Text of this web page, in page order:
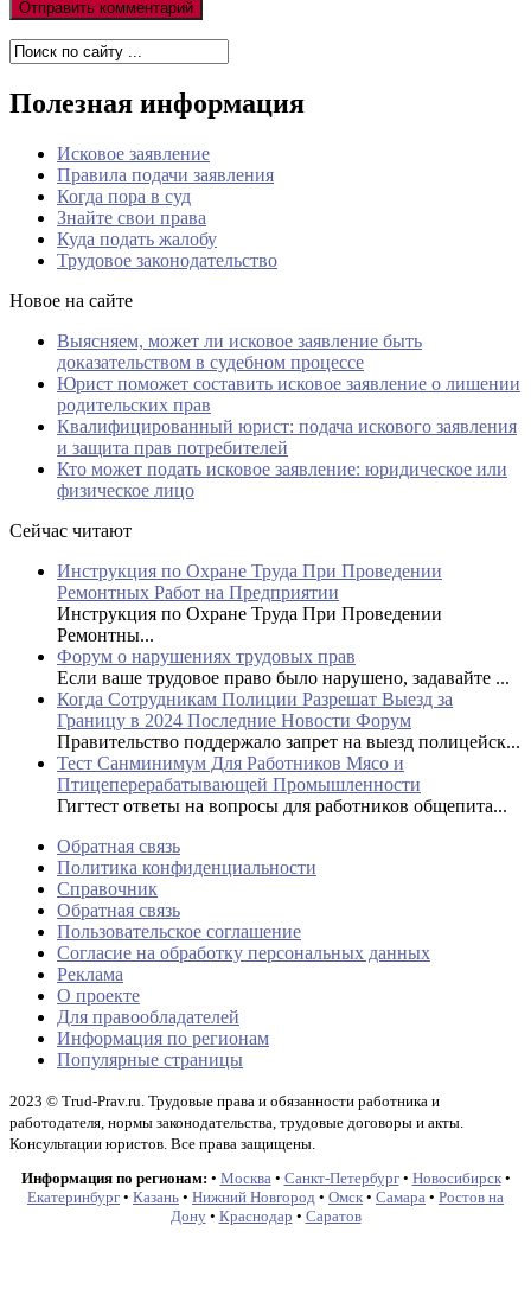
Полезная информация
Исковое заявление
Правила подачи заявления
Когда пора в суд
Знайте свои права
Куда подать жалобу
Трудовое законодательство
Новое на сайте
Выясняем, может ли исковое заявление быть
доказательством в судебном процессе
Юрист поможет составить исковое заявление о лишении
родительских прав
Квалифицированный юрист: подача искового заявления
и защита прав потребителей
Кто может подать исковое заявление: юридическое или
физическое лицо
Сейчас читают
Инструкция по Охране Труда При Проведении
Ремонтных Работ на Предприятии
Инструкция по Охране Труда При Проведении
Ремонтны...
Форум о нарушениях трудовых прав
Если ваше трудовое право было нарушено, задавайте ...
Когда Сотрудникам Полиции Разрешат Выезд за
Границу в 2024 Последние Новости Форум
Правительство поддержало запрет на выезд полицейск...
Тест Санминимум Для Работников Мясо и
Птицеперерабатывающей Промышленности
Гигтест ответы на вопросы для работников общепита...
Обратная связь
Политика конфиденциальности
Справочник
Обратная связь
Пользовательское соглашение
Согласие на обработку персональных данных
Реклама
О проекте
Для правообладателей
Информация по регионам
Популярные страницы
2023 © Trud-Prav.ru. Трудовые права и обязанности работника и
работодателя, нормы законодательства, трудовые договоры и акты.
Консультации юристов. Все права защищены.
Информация по регионам: • Москва • Санкт-Петербург• Новосибирск•
Екатеринбург • Казань • Нижний Новгород • Омск • Самара • Ростов на
Дону• Краснодар • Саратов